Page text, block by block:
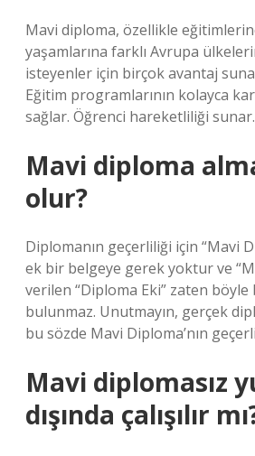
Mavi diploma, özellikle
yaşamlarına farklı Avrupa
isteyenler için birçok avantaj
Eğitim programlarının kolayca
sağlar. Öğrenci hareketliliği sunar.
Mavi diploma
olur?
Diplomanın geçerliliği için “Mavi
ek bir belgeye gerek yoktur ve
verilen “Diploma Eki” zaten böyle
bulunmaz. Unutmayın, gerçek
bu sözde Mavi Diploma’nın
Mavi diplomasız
dışında çalışılır